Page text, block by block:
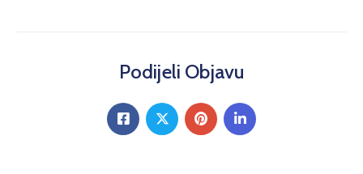
Podijeli Objavu